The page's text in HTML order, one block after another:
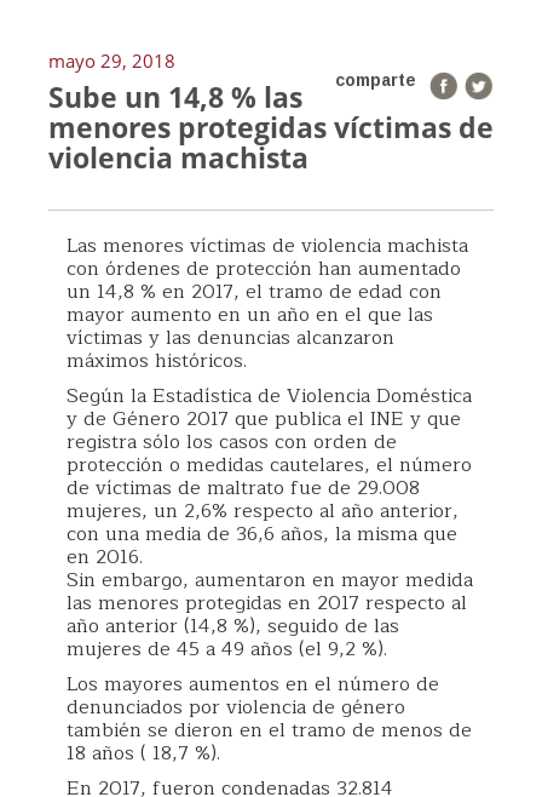
mayo 29, 2018
comparte
Sube un 14,8 % las
menores protegidas víctimas de
violencia machista
Las menores víctimas de violencia machista
con órdenes de protección han aumentado
un 14,8 % en 2017, el tramo de edad con
mayor aumento en un año en el que las
víctimas y las denuncias alcanzaron
máximos históricos.
Según la Estadística de Violencia Doméstica
y de Género 2017 que publica el INE y que
registra sólo los casos con orden de
protección o medidas cautelares, el número
de víctimas de maltrato fue de 29.008
mujeres, un 2,6% respecto al año anterior,
con una media de 36,6 años, la misma que
en 2016.
Sin embargo, aumentaron en mayor medida
las menores protegidas en 2017 respecto al
año anterior (14,8 %), seguido de las
mujeres de 45 a 49 años (el 9,2 %).
Los mayores aumentos en el número de
denunciados por violencia de género
también se dieron en el tramo de menos de
18 años ( 18,7 %).
En 2017, fueron condenadas 32.814